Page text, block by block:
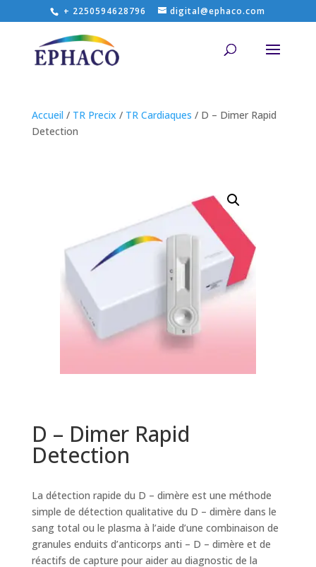
+ 2250594628796 digital@ephaco.com
Accueil / TR Precix / TR Cardiaques / D – Dimer Rapid
Detection
D – Dimer Rapid
Detection
La détection rapide du D – dimère est une méthode
simple de détection qualitative du D – dimère dans le
sang total ou le plasma à l’aide d’une combinaison de
granules enduits d’anticorps anti – D – dimère et de
réactifs de capture pour aider au diagnostic de la